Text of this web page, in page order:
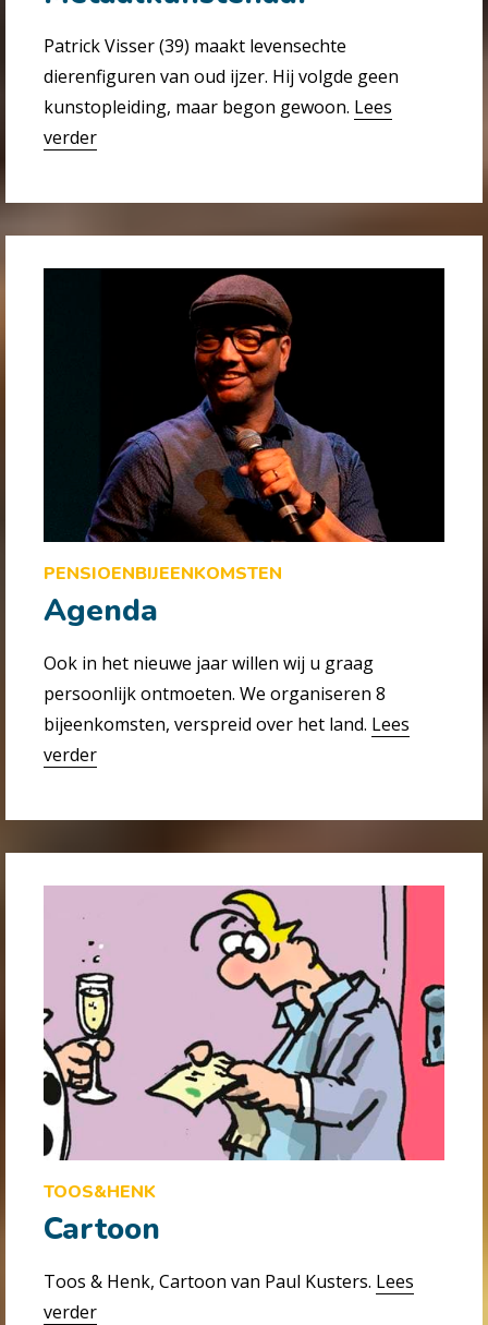
Patrick Visser (39) maakt levensechte
dierenfiguren van oud ijzer. Hij volgde geen
kunstopleiding, maar begon gewoon. Lees
verder
PENSIOEN­BIJEENKOMSTEN
Agenda
Ook in het nieuwe jaar willen wij u graag
persoonlijk ontmoeten. We organiseren 8
bijeenkomsten, verspreid over het land. Lees
verder
TOOS&HENK
Cartoon
Toos & Henk, Cartoon van Paul Kusters. Lees
verder